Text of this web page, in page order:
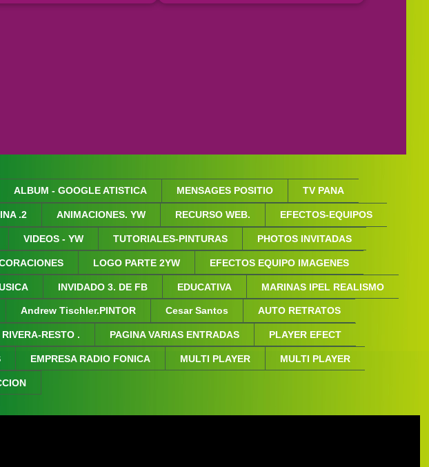
ALBUM - GOOGLE ATISTICA MENSAGES POSITIO TV PANA
.2 ANIMACIONES. YW RECURSO WEB. EFECTOS-EQUIPOS
VIDEOS - YW TUTORIALES-PINTURAS PHOTOS INVITADAS
LOGO PARTE 2YW EFECTOS EQUIPO IMAGENES
INVIDADO 3. DE FB EDUCATIVA MARINAS IPEL REALISMO
Andrew Tischler.PINTOR Cesar Santos AUTO RETRATOS
RESTO . PAGINA VARIAS ENTRADAS PLAYER EFECT
EMPRESA RADIO FONICA MULTI PLAYER MULTI PLAYER